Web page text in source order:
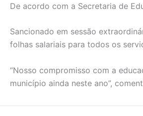
De acordo com a Secretaria de
Sancionado em sessão
folhas salariais para todos os
“Nosso compromisso com a
município ainda neste ano”,